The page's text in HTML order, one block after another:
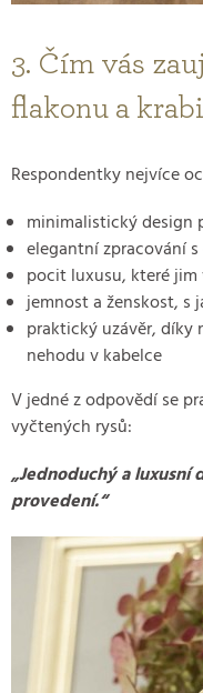
3. Čím vás
flakonu a
Respondentky nejvíce
minimalistický design
elegantní zpracování
pocit luxusu, které
jemnost a ženskost, s
praktický uzávěr, díky
nehodu v kabelce
V jedné z odpovědí se
vyčtených rysů:
„Jednoduchý a
provedení.“